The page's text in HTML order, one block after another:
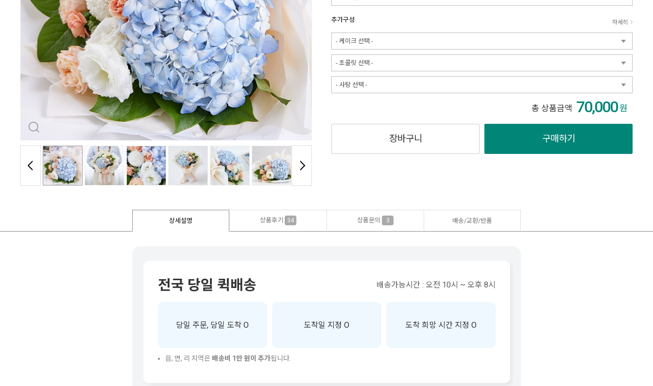
추가구성 자세히
- 케이크 선택 -
- 초콜릿 선택 -
- 사탕 선택 -
총 상품금액 70,000원
장바구니 구매하기
상세설명 상품후기 34 상품문의 3 배송/교환/반품
전국 당일 퀵배송 배송가능시간 : 오전 10시 ~ 오후 8시
당일 주문, 당일 도착 O 도착일 지정 O 도착 희망 시간 지정 O
읍, 면, 리 지역은 배송비 1만 원이 추가됩니다.